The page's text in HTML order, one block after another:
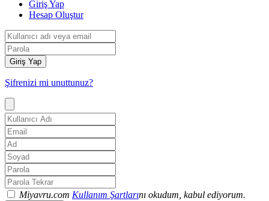
Giriş Yap
Hesap Oluştur
Giriş Yap
Şifrenizi mi unuttunuz?
Miyavru.com Kullanım Şartlarını okudum, kabul ediyorum.